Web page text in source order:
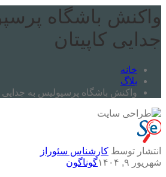
واکنش باشگاه
جدایی کاپیتان
خانه
بلاگ
واکنش باشگاه پرسپولیس به جدایی
انتشار توسط کارشناس سئوراز
شهریور ۹, ۱۴۰۴
گوناگون